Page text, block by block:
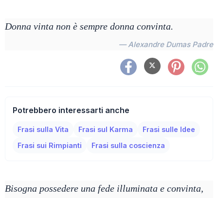
Donna vinta non è sempre donna convinta.
— Alexandre Dumas Padre
Potrebbero interessarti anche
Frasi sulla Vita Frasi sul Karma
Frasi sulle Idee
Frasi sui Rimpianti
Frasi sulla coscienza
Bisogna possedere una fede illuminata e convinta,